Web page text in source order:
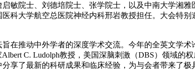
敏院士、刘德培院士、张学院士，以及中南大学湘
科大学航空总医院神经内科邢岩教授担任。大会特
在推动中外学者的深度学术交流。今年的全英文学
C. Ludolph教授，美国深脑刺激（DBS）领域的
享了最新的科研成果和临床经验，为与会者带来了极